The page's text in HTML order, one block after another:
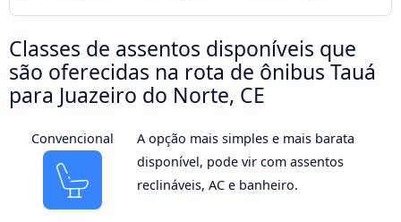
Classes de assentos disponíveis que
são oferecidas na rota de ônibus Tauá
para Juazeiro do Norte, CE
Convencional
A opção mais simples e mais barata
disponível, pode vir com assentos
reclináveis, AC e banheiro.